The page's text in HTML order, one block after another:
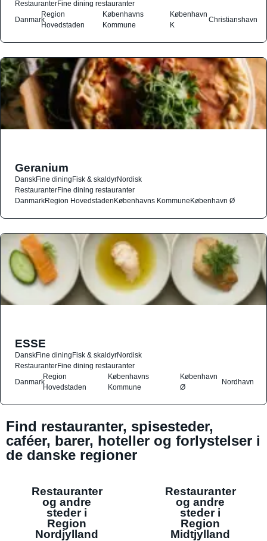
RestauranterFine dining restauranter
Danmark
Region
Hovedstaden
Københavns
Kommune
København
K
Christianshavn
Geranium
DanskFine diningFisk & skaldyrNordisk
RestauranterFine dining restauranter
DanmarkRegion HovedstadenKøbenhavns KommuneKøbenhavn Ø
ESSE
DanskFine diningFisk & skaldyrNordisk
RestauranterFine dining restauranter
Danmark
Region
Hovedstaden
Københavns
Kommune
København
Ø
Nordhavn
Find restauranter, spisesteder,
caféer, barer, hoteller og forlystelser i
de danske regioner
Restauranter
og andre
steder i
Region
Nordjylland
Restauranter
og andre
steder i
Region
Midtjylland